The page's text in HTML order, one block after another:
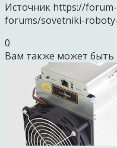
Источник https://
forums/sovetniki-
0
Вам также может быть